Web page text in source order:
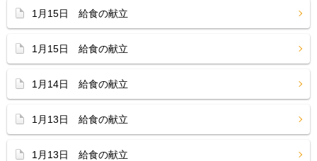
1月15日 給食の献立
1月15日 給食の献立
1月14日 給食の献立
1月13日 給食の献立
1月13日 給食の献立